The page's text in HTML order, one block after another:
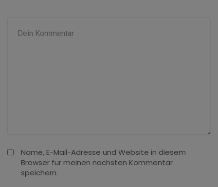
Name, E-Mail-Adresse und Website in diesem
Browser für meinen nächsten Kommentar
speichern.